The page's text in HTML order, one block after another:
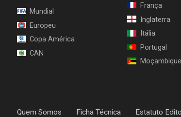
Mundial
Europeu
Copa América
CAN
França
Inglaterra
Itália
Portugal
Moçambique
Quem Somos Ficha Técnica Estatuto